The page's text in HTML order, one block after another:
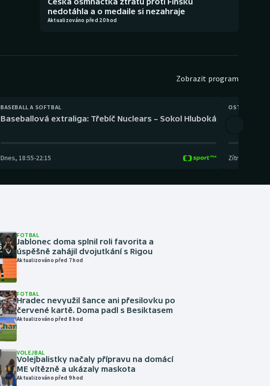
nedotáhla a o medaile si nezahraje
Aktualizováno před 20 hod
Zobrazit program
BASEBALL A SOFTBAL
Baseballová extraliga: Třebíč Nuclears – Sokol Hluboká
Dnes, 18:55-22:15
OSTATNÍ
Zítra
FOTBAL
Jablonec doma splnil roli favorita a
úspěšně zahájil dvojutkání s Rigou
Aktualizováno před 7 hod
FOTBAL
Hradec nevyužil šance ani přesilovku po
červené kartě. Doma padl s Besiktasem
Aktualizováno před 8 hod
VOLEJBAL
Volejbalistky načaly přípravu na domácí
ME vítězně a ukázaly maskota
Aktualizováno před 9 hod